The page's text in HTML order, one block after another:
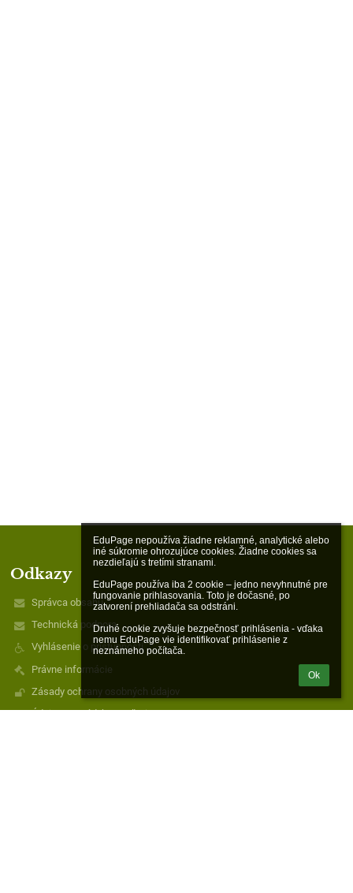
EduPage nepoužíva žiadne reklamné, analytické alebo
iné súkromie ohrozujúce cookies. Žiadne cookies sa
nezdieľajú s tretími stranami.
EduPage používa iba 2 cookie – jedno nevyhnutné pre
fungovanie prihlasovania. Toto je dočasné, po
zatvorení prehliadača sa odstráni.
Druhé cookie zvyšuje bezpečnosť prihlásenia - vďaka
nemu EduPage vie identifikovať prihlásenie z
neznámeho počítača.
Ok
Odkazy
Správca obsahu
Technická podpora
Vyhlásenie o prístupnosti
Právne informácie
Zásady ochrany osobných údajov
Údaje o prevádzkovateľovi